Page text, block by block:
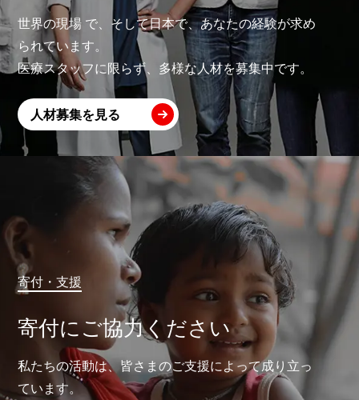
世界の現場 で、そして日本で、あなたの経験が求め
られています。
医療スタッフに限らず、多様な人材を募集中です。
人材募集を見る
寄付・支援
寄付にご協力ください
私たちの活動は、皆さまのご支援によって成り立っ
ています。